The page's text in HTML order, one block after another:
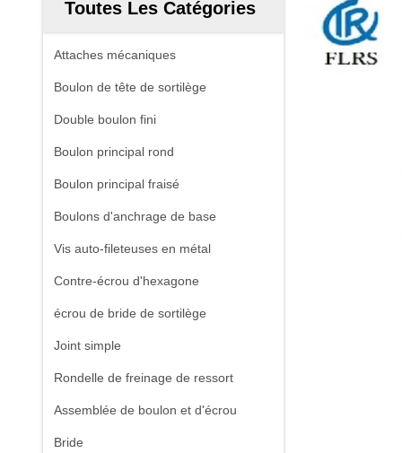
Toutes Les Catégories
Attaches mécaniques
Boulon de tête de sortilège
Double boulon fini
Boulon principal rond
Boulon principal fraisé
Boulons d'anchrage de base
Vis auto-fileteuses en métal
Contre-écrou d'hexagone
écrou de bride de sortilège
Joint simple
Rondelle de freinage de ressort
Assemblée de boulon et d'écrou
Bride